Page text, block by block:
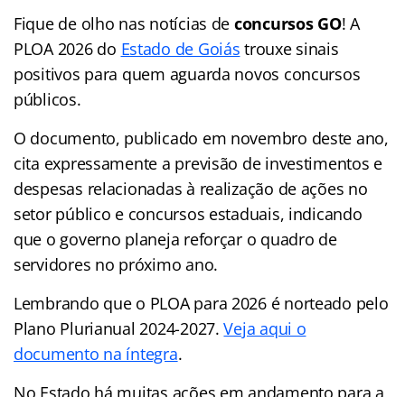
Fique de olho nas notícias de concursos GO! A
PLOA 2026 do Estado de Goiás trouxe sinais
positivos para quem aguarda novos concursos
públicos.
O documento, publicado em novembro deste ano,
cita expressamente a previsão de investimentos e
despesas relacionadas à realização de ações no
setor público e concursos estaduais, indicando
que o governo planeja reforçar o quadro de
servidores no próximo ano.
Lembrando que o PLOA para 2026 é norteado pelo
Plano Plurianual 2024-2027.Veja aqui o
documento na íntegra.
No Estado há muitas ações em andamento para a